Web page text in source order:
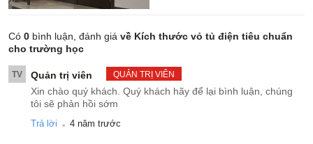
Có 0 bình luận, đánh giá về Kích thước vỏ tủ điện tiêu chuẩn
cho trường học
TV Quản trị viên QUẢN TRỊ VIÊN
Xin chào quý khách. Quý khách hãy để lại bình luận, chúng
tôi sẽ phản hồi sớm
Trả lời . 4 năm trước